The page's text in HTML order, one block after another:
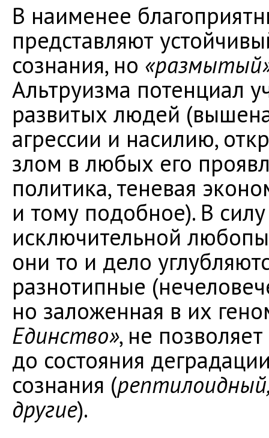
В наименее
представляют
сознания, но
Альтруизма потенциал
развитых людей
агрессии и насилию,
злом в любых его
политика, теневая
и тому подобное). В
исключительной
они то и дело
разнотипные
но заложенная в их
Единство», не
до состояния
сознания (
другие).